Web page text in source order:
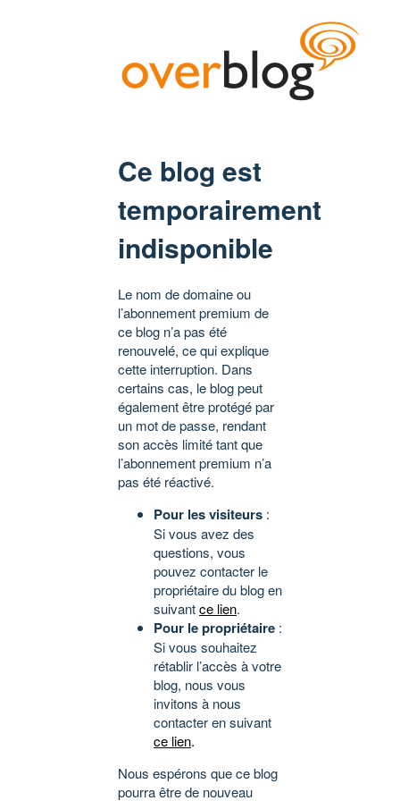
Ce blog est
temporairement
indisponible
Le nom de domaine ou
l’abonnement premium de
ce blog n’a pas été
renouvelé, ce qui explique
cette interruption. Dans
certains cas, le blog peut
également être protégé par
un mot de passe, rendant
son accès limité tant que
l’abonnement premium n’a
pas été réactivé.
Pour les visiteurs :
Si vous avez des
questions, vous
pouvez contacter le
propriétaire du blog en
suivantce lien.
Pour le propriétaire :
Si vous souhaitez
rétablir l’accès à votre
blog, nous vous
invitons à nous
contacter en suivant
ce lien.
Nous espérons que ce blog
pourra être de nouveau